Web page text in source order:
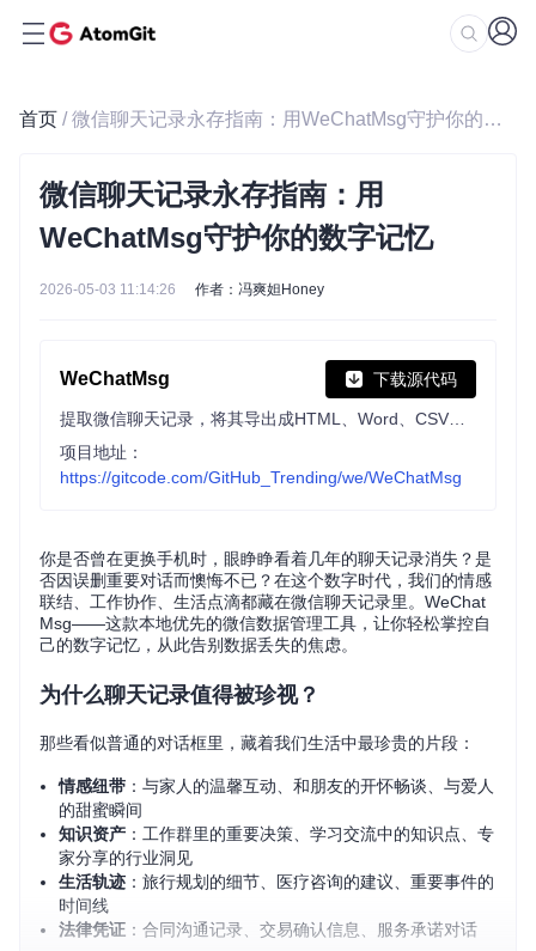
首页 / 微信聊天记录永存指南：用WeChatMsg守护你的数字记忆
微信聊天记录永存指南：用
WeChatMsg守护你的数字记忆
2026-05-03 11:14:26 作者：冯爽妲Honey
WeChatMsg 下载源代码
项目地址：
https://gitcode.com/GitHub_Trending/we/WeChatMsg
你是否曾在更换手机时，眼睁睁看着几年的聊天记录消失？是
否因误删重要对话而懊悔不已？在这个数字时代，我们的情感
联结、工作协作、生活点滴都藏在微信聊天记录里。WeChat
Msg——这款本地优先的微信数据管理工具，让你轻松掌控自
己的数字记忆，从此告别数据丢失的焦虑。
为什么聊天记录值得被珍视？
那些看似普通的对话框里，藏着我们生活中最珍贵的片段：
情感纽带 ：与家人的温馨互动、和朋友的开怀畅谈、与爱人
的甜蜜瞬间
知识资产 ：工作群里的重要决策、学习交流中的知识点、专
家分享的行业洞见
生活轨迹 ：旅行规划的细节、医疗咨询的建议、重要事件的
时间线
法律凭证 ：合同沟通记录、交易确认信息、服务承诺对话